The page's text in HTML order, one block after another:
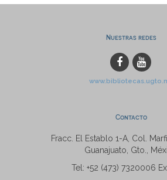
Nuestras redes
Contacto
Fracc. El Establo 1-A, Col.
Guanajuato, Gto.,
Tel: +52 (473) 7320006